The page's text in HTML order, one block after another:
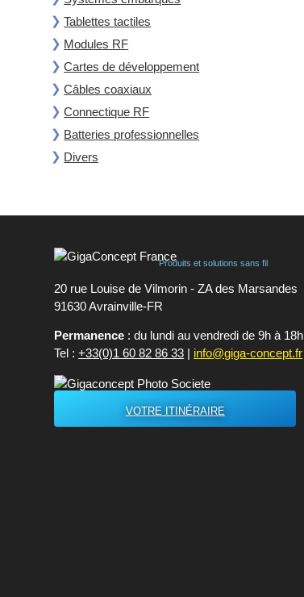
Tablettes tactiles
Modules RF
Cartes de développement
Câbles coaxiaux
Connectique RF
Batteries professionnelles
Divers
Produits et solutions sans fil
20 rue Louise de Vilmorin - ZA des Marsandes
91630 Avrainvilleㅤ-ㅤFR
Permanence : du lundi au vendredi de 9h à 18h
Tel :+33(0)1 60 82 86 33 info@giga-concept.fr
VOTRE ITINÉRAIRE